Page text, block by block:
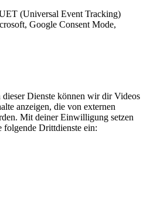
(Universal Event Tracking)
Google Consent Mode,
Dienste können wir dir Videos
anzeigen, die von externen
Mit deiner Einwilligung setzen
folgende Drittdienste ein: